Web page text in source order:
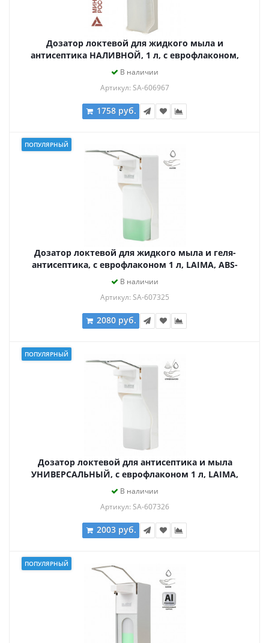
Дозатор локтевой для жидкого мыла и
антисептика НАЛИВНОЙ, 1 л, с еврофлаконом,
HOR, D004A
В наличии
Артикул: SA-606967
1758 руб.
ПОПУЛЯРНЫЙ
Дозатор локтевой для жидкого мыла и геля-
антисептика, с еврофлаконом 1 л, LAIMA, ABS-
пластик, 607325, X-2265
В наличии
Артикул: SA-607325
2080 руб.
ПОПУЛЯРНЫЙ
Дозатор локтевой для антисептика и мыла
УНИВЕРСАЛЬНЫЙ, с еврофлаконом 1 л, LAIMA,
ABS-пластик, 607326, X-2265S
В наличии
Артикул: SA-607326
2003 руб.
ПОПУЛЯРНЫЙ